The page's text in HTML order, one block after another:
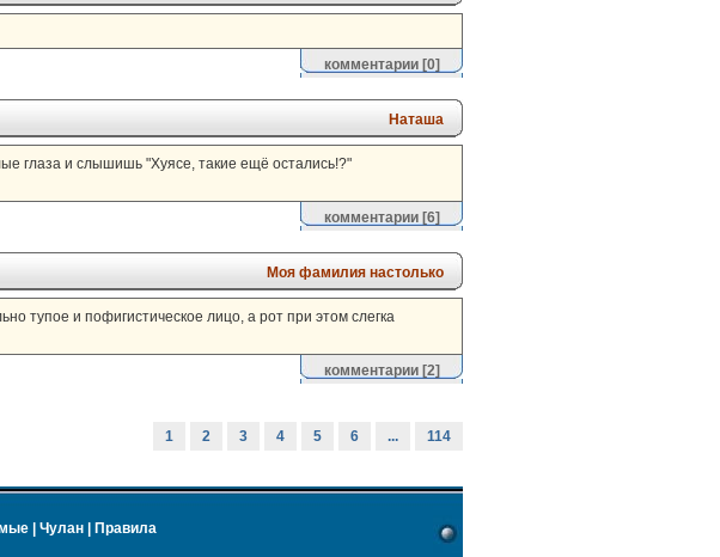
комментарии[0]
Наташа
глаза и слышишь "Хуясе, такие ещё остались!?"
комментарии[6]
Моя фамилия настолько
тупое и пофигистическое лицо, а рот при этом слегка
комментарии[2]
1 2 3 4 5 6 ... 114
Чулан Правила